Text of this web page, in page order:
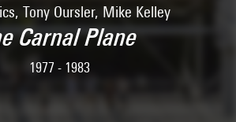
Tony Oursler, Mike Kelley
Carnal Plane
1977 - 1983